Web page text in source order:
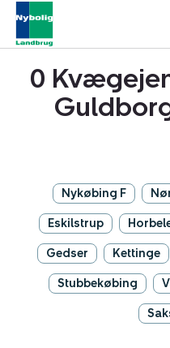
0
Nykøbing F
Eskilstrup
Gedser Kettinge
Stubbekøbing